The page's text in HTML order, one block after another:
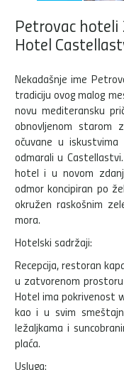
Petrovac
Hotel
Nekadašnje ime
tradiciju ovog malog
novu mediteransku
obnovljenom starom
očuvane u
odmarali u
hotel i u novom
odmor koncipiran po
okružen raskošnim
mora.
Hotelski sadržaji:
Recepcija, restoran
u zatvorenom
Hotel ima pokrivenost
kao i u svim
ležaljkama i
plaća.
Usluga: